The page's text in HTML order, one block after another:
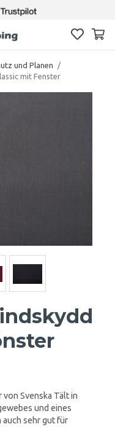
und Planen
/
mit Fenster
Svenska Tält in
und eines
auch sehr gut für